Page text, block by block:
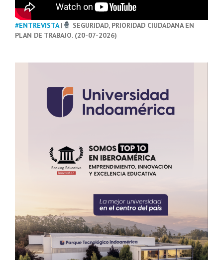
#ENTREVISTA|
SEGURIDAD, PRIORIDAD CIUDADANA EN
PLAN DE TRABAJO. (20-07-2026)